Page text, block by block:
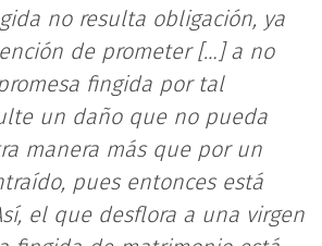
no resulta obligación, ya
de prometer […] a no
fingida por tal
un daño que no pueda
manera más que por un
pues entonces está
el que desflora a una virgen